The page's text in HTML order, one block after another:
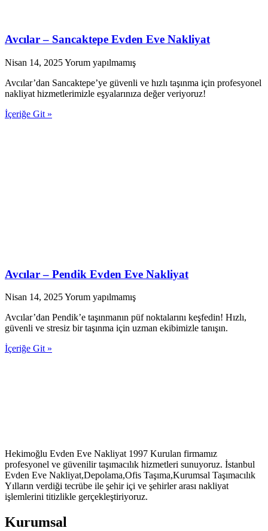
Avcılar – Sancaktepe Evden Eve Nakliyat
Nisan 14, 2025Yorum yapılmamış
Avcılar’dan Sancaktepe’ye güvenli ve hızlı taşınma için profesyonel
nakliyat hizmetlerimizle eşyalarınıza değer veriyoruz!
İçeriğe Git »
Avcılar – Pendik Evden Eve Nakliyat
Nisan 14, 2025Yorum yapılmamış
Avcılar’dan Pendik’e taşınmanın püf noktalarını keşfedin! Hızlı,
güvenli ve stresiz bir taşınma için uzman ekibimizle tanışın.
İçeriğe Git »
Hekimoğlu Evden Eve Nakliyat 1997 Kurulan firmamız
profesyonel ve güvenilir taşımacılık hizmetleri sunuyoruz. İstanbul
Evden Eve Nakliyat,Depolama,Ofis Taşıma,Kurumsal Taşımacılık
Yılların verdiği tecrübe ile şehir içi ve şehirler arası nakliyat
işlemlerini titizlikle gerçekleştiriyoruz.
Kurumsal